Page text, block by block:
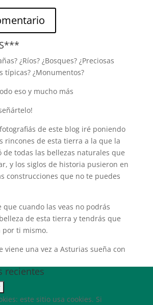
¿Ríos? ¿Bosques? ¿Preciosas
típicas? ¿Monumentos?
eso y mucho más
de este blog iré poniendo
rincones de esta tierra a la que la
de todas las bellezas naturales que
y los siglos de historia pusieron en
construcciones que no te puedes
que cuando las veas no podrás
de esta tierra y tendrás que
por ti mismo.
viene una vez a Asturias sueña con
recientes
este sitio usa cookies. Si